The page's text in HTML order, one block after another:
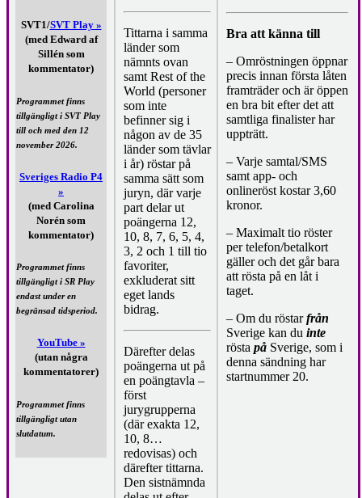
SVT1/SVT Play »
(med Edward af
Sillén som
kommentator)
Programmet finns
tillgängligt i SVT Play
till och med den 12
november 2026.
Sveriges Radio P4
»
(med Carolina
Norén som
kommentator)
Programmet finns
tillgängligt i SR Play
endast under en
begränsad tidsperiod.
YouTube »
(utan några
kommentatorer)
Programmet finns
tillgängligt utan
slutdatum.
Tittarna i samma
länder som
nämnts ovan
samt Rest of the
World (personer
som inte
befinner sig i
någon av de 35
länder som tävlar
i år) röstar på
samma sätt som
juryn, där varje
part delar ut
poängerna 12,
10, 8, 7, 6, 5, 4,
3, 2 och 1 till tio
favoriter,
exkluderat sitt
eget lands
bidrag.
Därefter delas
poängerna ut på
en poängtavla –
först
jurygrupperna
(där exakta 12,
10, 8…
redovisas) och
därefter tittarna.
Den sistnämnda
Bra att känna till
– Omröstningen öppnar
precis innan första låten
framträder och är öppen
en bra bit efter det att
samtliga finalister har
uppträtt.
– Varje samtal/SMS
samt app- och
onlineröst kostar 3,60
kronor.
– Maximalt tio röster
per telefon/betalkort
gäller och det går bara
att rösta på en låt i
taget.
– Om du röstarfrån
Sverige kan du inte
rösta på Sverige, som i
denna sändning har
startnummer 20.